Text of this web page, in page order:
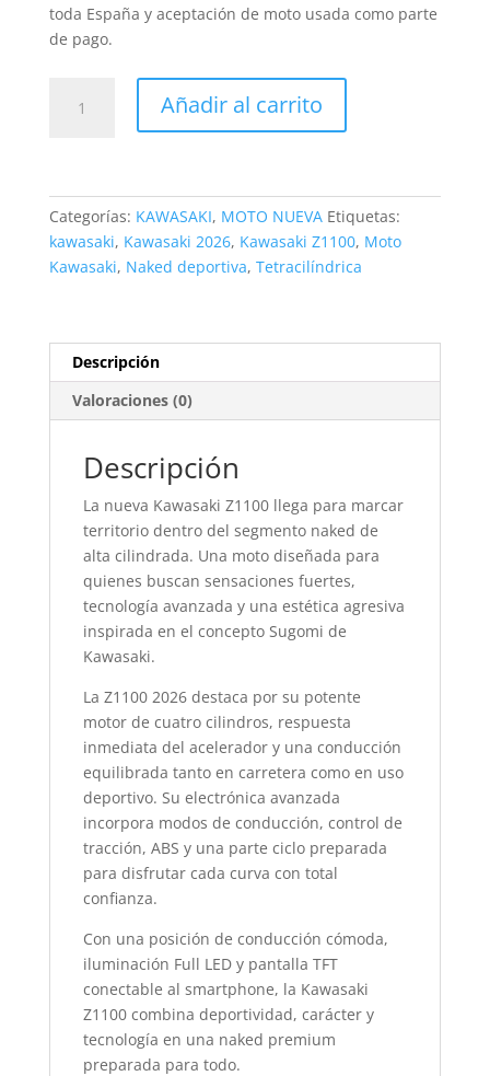
toda España y aceptación de moto usada como parte
de pago.
Z1100
Añadir al carrito
Categorías: KAWASAKI, MOTO NUEVA Etiquetas:
kawasaki, Kawasaki 2026, Kawasaki Z1100, Moto
Kawasaki, Naked deportiva, Tetracilíndrica
Descripción
Valoraciones (0)
Descripción
La nueva Kawasaki Z1100 llega para marcar
territorio dentro del segmento naked de
alta cilindrada. Una moto diseñada para
quienes buscan sensaciones fuertes,
tecnología avanzada y una estética agresiva
inspirada en el concepto Sugomi de
Kawasaki.
La Z1100 2026 destaca por su potente
motor de cuatro cilindros, respuesta
inmediata del acelerador y una conducción
equilibrada tanto en carretera como en uso
deportivo. Su electrónica avanzada
incorpora modos de conducción, control de
tracción, ABS y una parte ciclo preparada
para disfrutar cada curva con total
confianza.
Con una posición de conducción cómoda,
iluminación Full LED y pantalla TFT
conectable al smartphone, la Kawasaki
Z1100 combina deportividad, carácter y
tecnología en una naked premium
preparada para todo.